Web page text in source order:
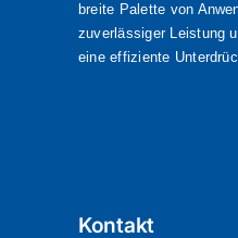
breite Palette von
zuverlässiger Leistung
eine effiziente
Kontakt